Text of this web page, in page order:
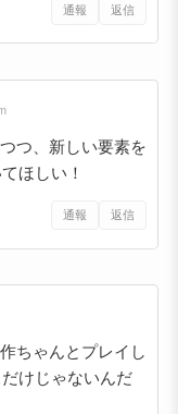
通報 返信
つ、新しい要素を
ほしい！
通報 返信
ちゃんとプレイし
けじゃないんだ